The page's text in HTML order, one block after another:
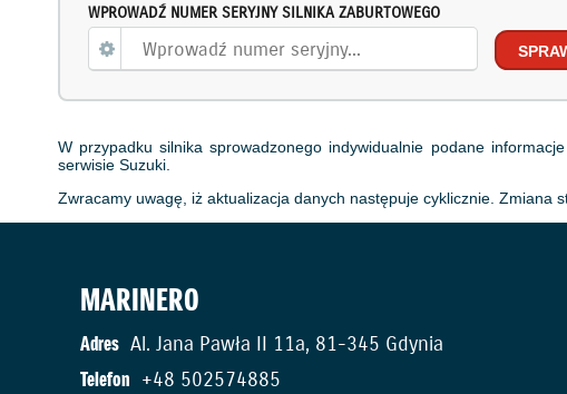
WPROWADŹ NUMER SERYJNY SILNIKA ZABURTOWEGO
W przypadku silnika sprowadzonego indywidualnie podane
serwisie Suzuki.
Zwracamy uwagę, iż aktualizacja danych następuje cyklicznie. Zmiana
MARINERO
Adres Al. Jana Pawła II 11a, 81-345 Gdynia
Telefon +48 502574885